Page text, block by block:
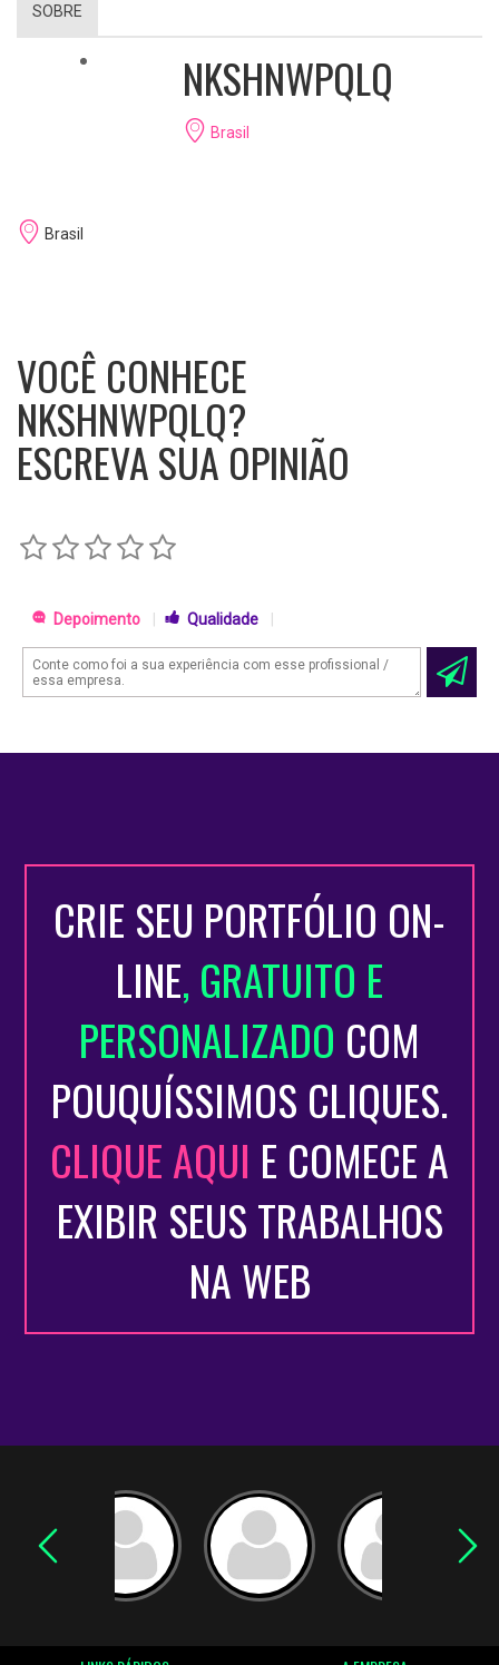
SOBRE
NKSHNWPQLQ
Brasil
Brasil
VOCÊ CONHECE
NKSHNWPQLQ?
ESCREVA SUA OPINIÃO
Depoimento Qualidade
CRIE SEU PORTFÓLIO ON-
LINE, GRATUITO E
PERSONALIZADO COM
POUQUÍSSIMOS CLIQUES.
CLIQUE AQUI E COMECE A
EXIBIR SEUS TRABALHOS
NA WEB